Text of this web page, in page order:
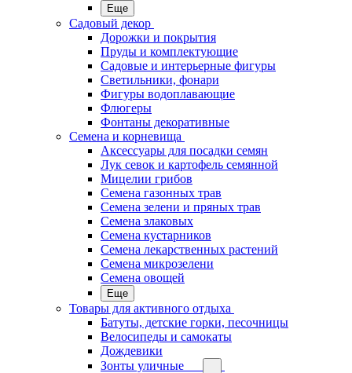
Еще
Садовый декор
Дорожки и покрытия
Пруды и комплектующие
Садовые и интерьерные фигуры
Светильники, фонари
Фигуры водоплавающие
Флюгеры
Фонтаны декоративные
Семена и корневища
Аксессуары для посадки семян
Лук севок и картофель семянной
Мицелии грибов
Семена газонных трав
Семена зелени и пряных трав
Семена злаковых
Семена кустарников
Семена лекарственных растений
Семена микрозелени
Семена овощей
Еще
Товары для активного отдыха
Батуты, детские горки, песочницы
Велосипеды и самокаты
Дождевики
Зонты уличные